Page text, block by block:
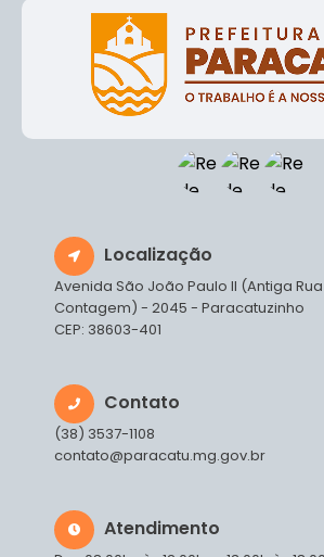
Localização
Avenida São João Paulo II (Antiga
Contagem) - 2045 - Paracatuzinho
CEP: 38603-401
Contato
(38) 3537-1108
contato@paracatu.mg.gov.br
Atendimento